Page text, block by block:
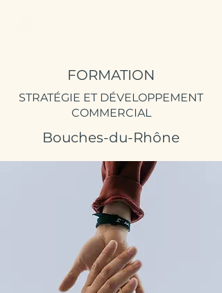
FORMATION
STRATÉGIE ET DÉVELOPPEMENT
COMMERCIAL
Bouches-du-Rhône